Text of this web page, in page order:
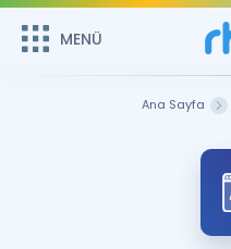
MENÜ
Sepetin
Remzi Hoca ile seni sınava
MENÜ
Ana Sayfa